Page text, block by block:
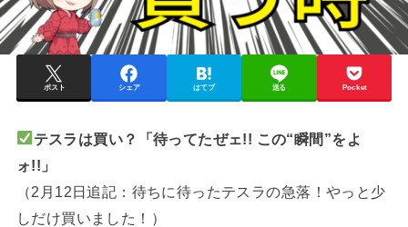
ポスト シェア はてブ 送る Pocket
テスラは買い？「待ってたぜェ!! この“瞬間”をよ
ォ!!」
（2月12日追記：待ちに待ったテスラの急落！やっと少
しだけ買いました！）